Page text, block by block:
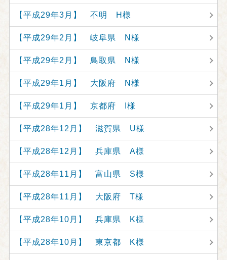
【平成29年3月】 不明 H様
【平成29年2月】 岐阜県 N様
【平成29年2月】 鳥取県 N様
【平成29年1月】 大阪府 N様
【平成29年1月】 京都府 I様
【平成28年12月】 滋賀県 U様
【平成28年12月】 兵庫県 A様
【平成28年11月】 富山県 S様
【平成28年11月】 大阪府 T様
【平成28年10月】 兵庫県 K様
【平成28年10月】 東京都 K様